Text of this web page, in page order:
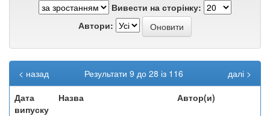
Вивести на сторінку:
Автори:
Результати 9 до 28 із 116
< назад
далі >
Дата
випуску
Назва Автор(и)